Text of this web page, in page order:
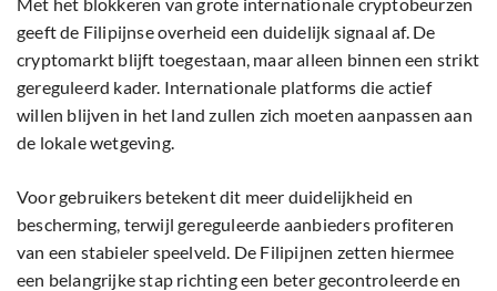
geeft de Filipijnse overheid een duidelijk signaal af. De
cryptomarkt blijft toegestaan, maar alleen binnen een strikt
gereguleerd kader. Internationale platforms die actief
willen blijven in het land zullen zich moeten aanpassen aan
de lokale wetgeving.
Voor gebruikers betekent dit meer duidelijkheid en
bescherming, terwijl gereguleerde aanbieders profiteren
van een stabieler speelveld. De Filipijnen zetten hiermee
een belangrijke stap richting een beter gecontroleerde en